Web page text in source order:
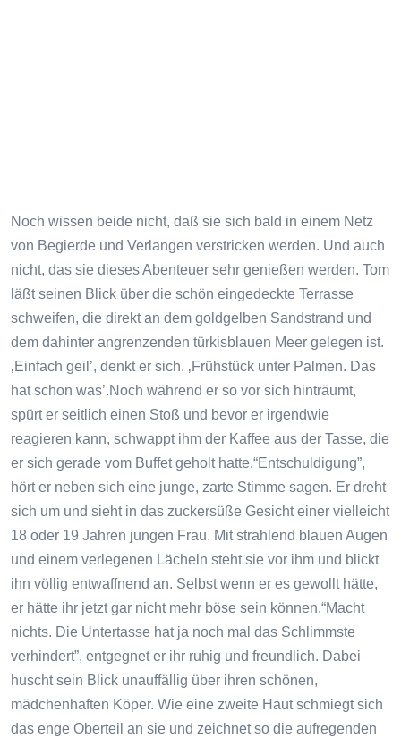
Noch wissen beide nicht, daß sie sich bald in einem Netz
von Begierde und Verlangen verstricken werden. Und auch
nicht, das sie dieses Abenteuer sehr genießen werden. Tom
läßt seinen Blick über die schön eingedeckte Terrasse
schweifen, die direkt an dem goldgelben Sandstrand und
dem dahinter angrenzenden türkisblauen Meer gelegen ist.
‚Einfach geil’, denkt er sich. ‚Frühstück unter Palmen. Das
hat schon was’.Noch während er so vor sich hinträumt,
spürt er seitlich einen Stoß und bevor er irgendwie
reagieren kann, schwappt ihm der Kaffee aus der Tasse, die
er sich gerade vom Buffet geholt hatte.“Entschuldigung”,
hört er neben sich eine junge, zarte Stimme sagen. Er dreht
sich um und sieht in das zuckersüße Gesicht einer vielleicht
18 oder 19 Jahren jungen Frau. Mit strahlend blauen Augen
und einem verlegenen Lächeln steht sie vor ihm und blickt
ihn völlig entwaffnend an. Selbst wenn er es gewollt hätte,
er hätte ihr jetzt gar nicht mehr böse sein können.“Macht
nichts. Die Untertasse hat ja noch mal das Schlimmste
verhindert”, entgegnet er ihr ruhig und freundlich. Dabei
huscht sein Blick unauffällig über ihren schönen,
mädchenhaften Köper. Wie eine zweite Haut schmiegt sich
das enge Oberteil an sie und zeichnet so die aufregenden